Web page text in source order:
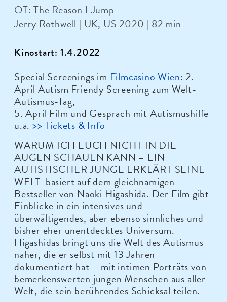
OT: The Reason I Jump
Jerry Rothwell | UK, US 2020 | 82 min
Kinostart: 1.4.2022
Special Screenings im Filmcasino Wien: 2.
April Autism Friendy Screening zum Welt-
Autismus-Tag,
5. April Film und Gespräch mit Autismushilfe
u.a. >> Tickets & Info
WARUM ICH EUCH NICHT IN DIE
AUGEN SCHAUEN KANN – EIN
AUTISTISCHER JUNGE ERKLÄRT SEINE
WELT basiert auf dem gleichnamigen
Bestseller von Naoki Higashida. Der Film gibt
Einblicke in ein intensives und
überwältigendes, aber ebenso sinnliches und
bisher eher unentdecktes Universum.
Higashidas bringt uns die Welt des Autismus
näher, die er selbst mit 13 Jahren
dokumentiert hat – mit intimen Porträts von
bemerkenswerten jungen Menschen aus aller
Welt, die sein berührendes Schicksal teilen.